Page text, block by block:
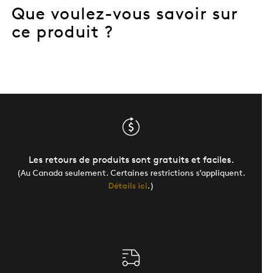
Que voulez-vous savoir sur
ce produit ?
Les retours de produits sont gratuits et faciles.
(Au Canada seulement. Certaines restrictions s’appliquent.
Détails ici.)